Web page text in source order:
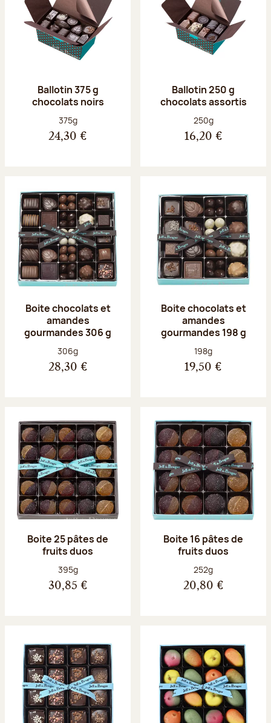
Ballotin 375 g
chocolats noirs
Poids net :
375g
24,30 €
Ballotin 250 g
chocolats assortis
Poids net :
250g
16,20 €
Boite chocolats et
amandes
gourmandes 306 g
Poids net :
306g
28,30 €
Boite chocolats et
amandes
gourmandes 198 g
Poids net :
198g
19,50 €
Boite 25 pâtes de
fruits duos
Poids net :
395g
30,85 €
Boite 16 pâtes de
fruits duos
Poids net :
252g
20,80 €